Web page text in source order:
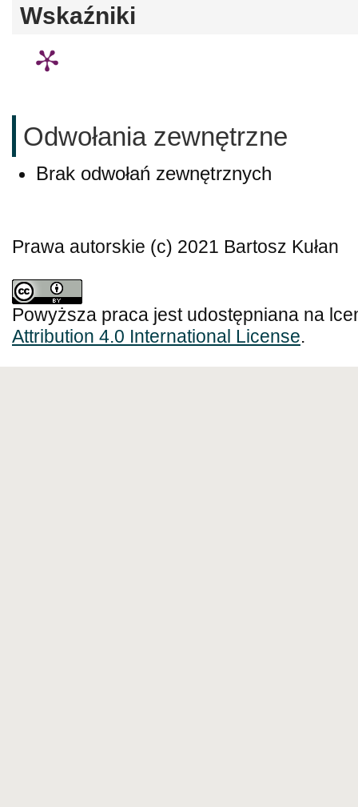
Wskaźniki
Odwołania zewnętrzne
Brak odwołań zewnętrznych
Prawa autorskie (c) 2021 Bartosz Kułan
Powyższa praca jest udostępniana na
Attribution 4.0 International License.